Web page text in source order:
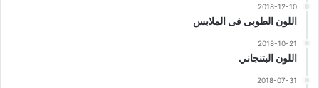
2018-12-10
اللون الطوبى فى الملابس
2018-10-21
اللون البتنجاني
2018-07-31